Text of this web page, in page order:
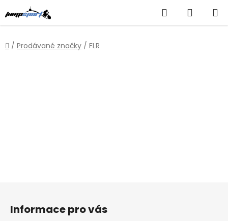
na
obsah
Hledat
KOŠÍK
Domů
/ Prodávané značky / FLR
Informace pro vás